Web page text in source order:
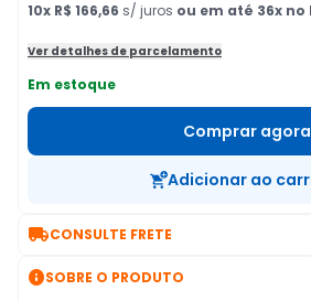
10x R$ 166,66 s/ juros ou em até 36x no
Ver detalhes de parcelamento
Em estoque
Comprar agora
Adicionar ao
CONSULTE FRETE
SOBRE O PRODUTO